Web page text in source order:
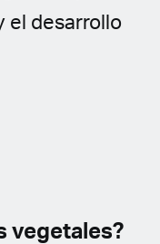
el desarrollo
vegetales?